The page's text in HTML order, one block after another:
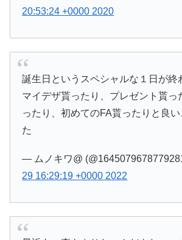
20:53:24 +0000 2020
誕生日というスペシャルな１日が終
マイデザ貰ったり、プレゼント貰っ
ったり、初めてのFA貰ったりと良
た
— ムノキワ@
29 16:29:19 +0000 2022